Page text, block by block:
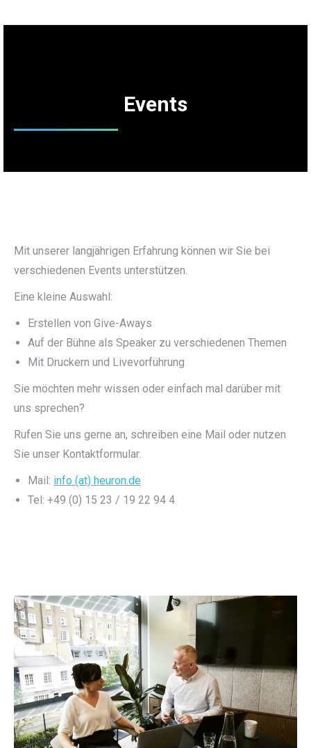
Events
Mit unserer langjährigen Erfahrung können wir Sie bei
verschiedenen Events unterstützen.
Eine kleine Auswahl:
Erstellen von Give-Aways
Auf der Bühne als Speaker zu verschiedenen Themen
Mit Druckern und Livevorführung
Sie möchten mehr wissen oder einfach mal darüber mit
uns sprechen?
Rufen Sie uns gerne an, schreiben eine Mail oder nutzen
Sie unser Kontaktformular.
Mail: info (at) heuron.de
Tel: +49 (0) 15 23 / 19 22 94 4